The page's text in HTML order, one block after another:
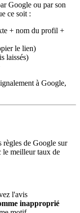
Google ou par son
ce soit :
+ nom du profil +
le lien)
laissés)
à Google,
de Google sur
le meilleur taux de
l'avis
inapproprié